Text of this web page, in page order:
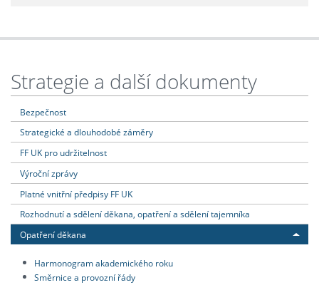
Strategie a další dokumenty
Bezpečnost
Strategické a dlouhodobé záměry
FF UK pro udržitelnost
Výroční zprávy
Platné vnitřní předpisy FF UK
Rozhodnutí a sdělení děkana, opatření a sdělení tajemníka
Opatření děkana
Harmonogram akademického roku
Směrnice a provozní řády